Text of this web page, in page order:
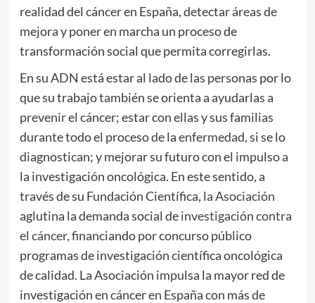
realidad del cáncer en España, detectar áreas de
mejora y poner en marcha un proceso de
transformación social que permita corregirlas.
En su ADN está estar al lado de las personas por lo
que su trabajo también se orienta a ayudarlas a
prevenirel cáncer; estar con ellas y sus familias
durante todo el proceso de laenfermedad, si se lo
diagnostican; y mejorar su futuro con el impulso a
la investigación oncológica. En este sentido, a
través de su Fundación Científica, laAsociación
aglutina la demanda social deinvestigación contra
el cáncer,financiando por concurso público
programas de investigación científica oncológica
de calidad. La Asociación impulsa la mayor red de
investigación en cáncer en España con más de